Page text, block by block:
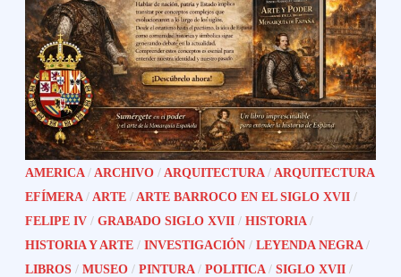
AMERICA / ARCHIVO / ARQUITECTURA / ARQUITECTURA
EFÍMERA / ARTE / ARTE BARROCO EN EL SIGLO XVII /
FELIPE IV /GRABADO SIGLO XVII /HISTORIA /
HISTORIA Y ARTE /INVESTIGACIÓN /LEYENDA NEGRA /
LIBROS /MUSEO /PINTURA /POLITICA /SIGLO XVII /